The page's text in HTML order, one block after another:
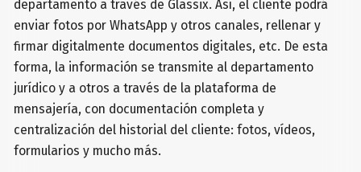
departamento a través de Glassix. Así, el cliente podrá
enviar fotos por WhatsApp y otros canales, rellenar y
firmar digitalmente documentos digitales, etc. De esta
forma, la información se transmite al departamento
jurídico y a otros a través de la plataforma de
mensajería, con documentación completa y
centralización del historial del cliente: fotos, vídeos,
formularios y mucho más.